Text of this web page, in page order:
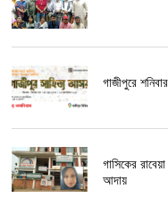
গাজীপুরে
গাসিকের
আদায়